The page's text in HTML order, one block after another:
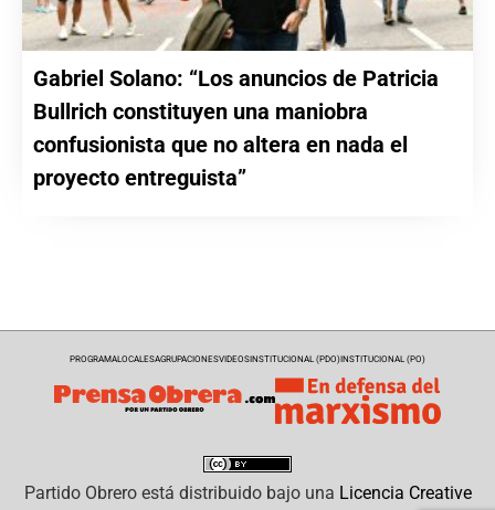
Gabriel Solano: “Los anuncios de Patricia
Bullrich constituyen una maniobra
confusionista que no altera en nada el
proyecto entreguista”
PROGRAMALOCALESAGRUPACIONESVIDEOSINSTITUCIONAL (PDO)INSTITUCIONAL (PO)
Partido Obreroestá distribuido bajo una Licencia Creative